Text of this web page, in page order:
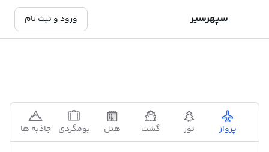
سپهرسیر ورود و ثبت نام
پرواز تور گشت هتل بومگردی جاذبه ها